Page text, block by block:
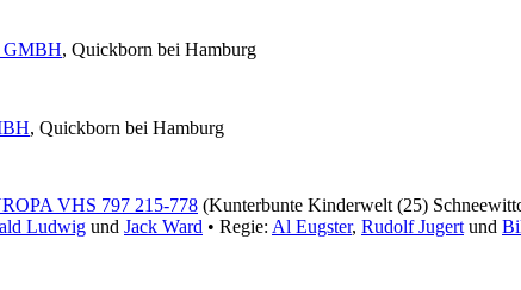
, Quickborn bei Hamburg
, Quickborn bei Hamburg
VHS 797 215-778 (Kunterbunte Kinderwelt (25)
Ludwig und Jack Ward • Regie: Al Eugster, Rudolf Jugert und